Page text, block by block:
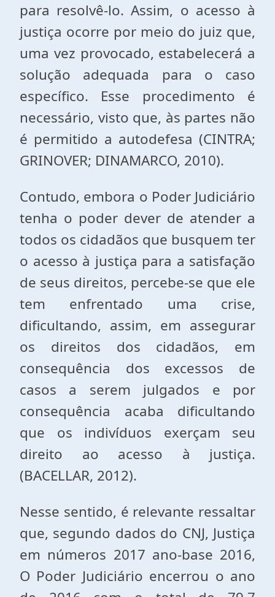
para resolvê-lo. Assim, o acesso à
justiça ocorre por meio do juiz que,
uma vez provocado, estabelecerá a
solução adequada para o caso
específico. Esse procedimento é
necessário, visto que, às partes não
é permitido a autodefesa (CINTRA;
GRINOVER; DINAMARCO, 2010).
Contudo, embora o Poder Judiciário
tenha o poder dever de atender a
todos os cidadãos que busquem ter
o acesso à justiça para a satisfação
de seus direitos, percebe-se que ele
tem enfrentado uma crise,
dificultando, assim, em assegurar
os direitos dos cidadãos, em
consequência dos excessos de
casos a serem julgados e por
consequência acaba dificultando
que os indivíduos exerçam seu
direito ao acesso à justiça.
(BACELLAR, 2012).
Nesse sentido, é relevante ressaltar
que, segundo dados do CNJ, Justiça
em números 2017 ano-base 2016,
O Poder Judiciário encerrou o ano